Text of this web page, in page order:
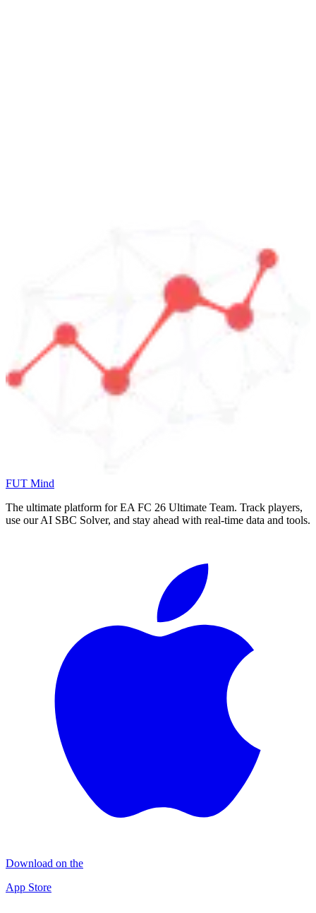
FUT Mind
The ultimate platform for EA FC 26 Ultimate Team. Track players,
use our AI SBC Solver, and stay ahead with real-time data and tools.
Download on the
App Store